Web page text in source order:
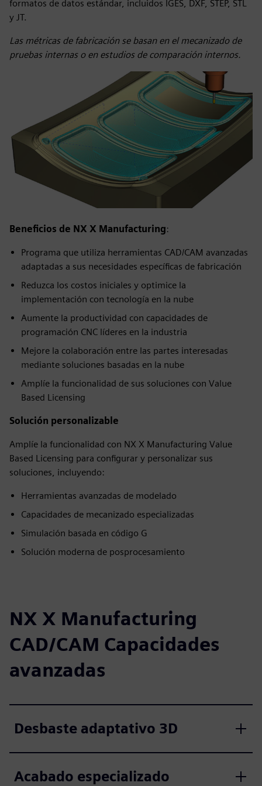
formatos de datos estándar, incluidos IGES, DXF, STEP, STL
y JT.
Las métricas de fabricación se basan en el mecanizado de
pruebas internas o en estudios de comparación internos.
Beneficios de NX X Manufacturing:
Programa que utiliza herramientas CAD/CAM avanzadas
adaptadas a sus necesidades específicas de fabricación
Reduzca los costos iniciales y optimice la
implementación con tecnología en la nube
Aumente la productividad con capacidades de
programación CNC líderes en la industria
Mejore la colaboración entre las partes interesadas
mediante soluciones basadas en la nube
Amplíe la funcionalidad de sus soluciones con Value
Based Licensing
Solución personalizable
Amplíe la funcionalidad con NX X Manufacturing Value
Based Licensing para configurar y personalizar sus
soluciones, incluyendo:
Herramientas avanzadas de modelado
Capacidades de mecanizado especializadas
Simulación basada en código G
Solución moderna de posprocesamiento
NX X Manufacturing
CAD/CAM Capacidades
avanzadas
Desbaste adaptativo 3D
Acabado especializado